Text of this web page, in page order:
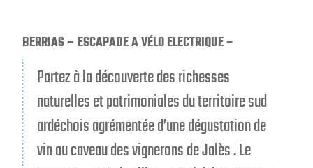
BERRIAS – ESCAPADE A VÉLO ELECTRIQUE –
Partez à la découverte des richesses
naturelles et patrimoniales du territoire sud
ardéchois agrémentée d’une dégustation de
vin au caveau des vignerons de Jalès . Le